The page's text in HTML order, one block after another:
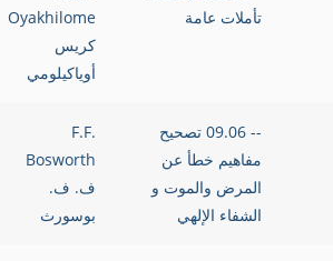
تأملات عامة
Oyakhilome
كريس
أوياكيلومي
-- 09.06 تصحيح
مفاهيم خطأ عن
المرض والموت و
الشفاء الإلهي
F.F.
Bosworth
ف. ف.
بوسورث